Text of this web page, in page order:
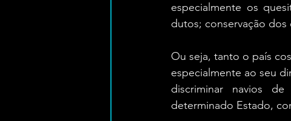
especialmente os
dutos; conservação dos
Ou seja, tanto o país
especialmente ao seu
discriminar navios
determinado Estado,